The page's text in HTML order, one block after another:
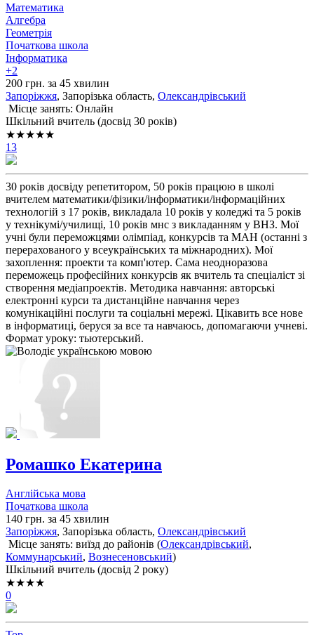
Математика
Алгебра
Геометрія
Початкова школа
Інформатика
+2
200 грн. за 45 хвилин
Запоріжжя, Запорізька область, Олександрівський
Місце занять: Онлайн
Шкільний вчитель (досвід 30 років)
★★★★★
13
30 років досвіду репетитором, 50 років працюю в школі
вчителем математики/фізики/інформатики/інформаційних
технологій з 17 років, викладала 10 років у коледжі та 5 років
у технікумі/училищі, 10 років мнс з викладанням у ВНЗ. Мої
учні були переможцями олімпіад, конкурсів та МАН (останні з
перерахованого у всеукраїнських та міжнародних). Мої
захоплення: проекти та комп'ютер. Сама неодноразова
переможець професійних конкурсів як вчитель та спеціаліст зі
створення медіапроектів. Методика навчання: авторські
електронні курси та дистанційне навчання через
комунікаційні послуги та соціальні мережі. Цікавить все нове
в інформатиці, беруся за все та навчаюсь, допомагаючи учневі.
Формат уроку: тьютерський.
Ромашко Екатерина
Англійська мова
Початкова школа
140 грн. за 45 хвилин
Запоріжжя, Запорізька область, Олександрівський
Місце занять: виїзд до районів (Олександрівський,
Коммунарський, Вознесеновський)
Шкільний вчитель (досвід 2 року)
★★★★
0